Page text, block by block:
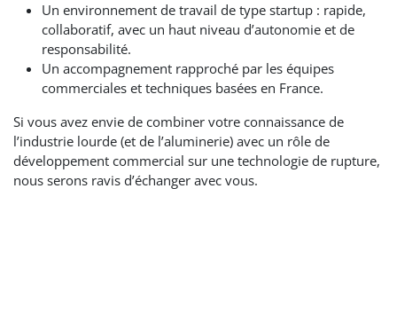
Un environnement de travail de type startup : rapide,
collaboratif, avec un haut niveau d’autonomie et de
responsabilité.
Un accompagnement rapproché par les équipes
commerciales et techniques basées en France.
Si vous avez envie de combiner votre connaissance de
l’industrie lourde (et de l’aluminerie) avec un rôle de
développement commercial sur une technologie de rupture,
nous serons ravis d’échanger avec vous.